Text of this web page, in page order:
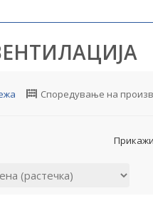
Споредување на